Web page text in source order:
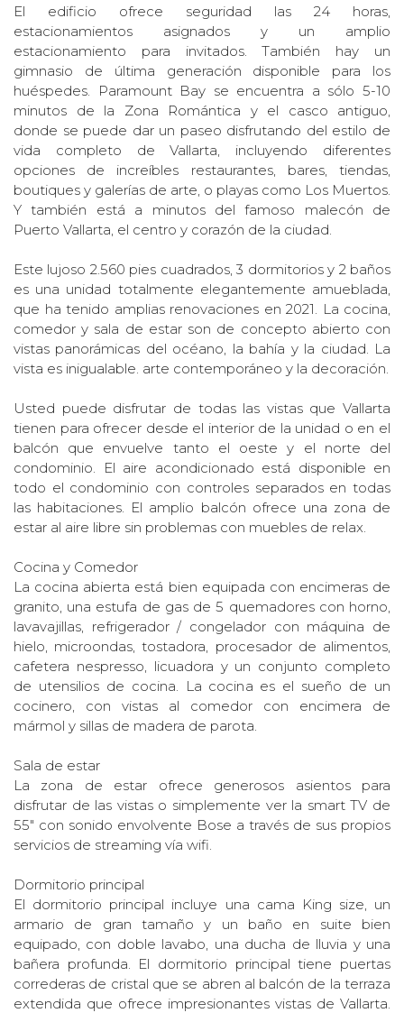
El edificio ofrece seguridad las 24 horas,
estacionamientos asignados y un amplio
estacionamiento para invitados. También hay un
gimnasio de última generación disponible para los
huéspedes. Paramount Bay se encuentra a sólo 5-10
minutos de la Zona Romántica y el casco antiguo,
donde se puede dar un paseo disfrutando del estilo de
vida completo de Vallarta, incluyendo diferentes
opciones de increíbles restaurantes, bares, tiendas,
boutiques y galerías de arte, o playas como Los Muertos.
Y también está a minutos del famoso malecón de
Puerto Vallarta, el centro y corazón de la ciudad.
Este lujoso 2.560 pies cuadrados, 3 dormitorios y 2 baños
es una unidad totalmente elegantemente amueblada,
que ha tenido amplias renovaciones en 2021. La cocina,
comedor y sala de estar son de concepto abierto con
vistas panorámicas del océano, la bahía y la ciudad. La
vista es inigualable. arte contemporáneo y la decoración.
Usted puede disfrutar de todas las vistas que Vallarta
tienen para ofrecer desde el interior de la unidad o en el
balcón que envuelve tanto el oeste y el norte del
condominio. El aire acondicionado está disponible en
todo el condominio con controles separados en todas
las habitaciones. El amplio balcón ofrece una zona de
estar al aire libre sin problemas con muebles de relax.
Cocina y Comedor
La cocina abierta está bien equipada con encimeras de
granito, una estufa de gas de 5 quemadores con horno,
lavavajillas, refrigerador / congelador con máquina de
hielo, microondas, tostadora, procesador de alimentos,
cafetera nespresso, licuadora y un conjunto completo
de utensilios de cocina. La cocina es el sueño de un
cocinero, con vistas al comedor con encimera de
mármol y sillas de madera de parota.
Sala de estar
La zona de estar ofrece generosos asientos para
disfrutar de las vistas o simplemente ver la smart TV de
55" con sonido envolvente Bose a través de sus propios
servicios de streaming vía wifi.
Dormitorio principal
El dormitorio principal incluye una cama King size, un
armario de gran tamaño y un baño en suite bien
equipado, con doble lavabo, una ducha de lluvia y una
bañera profunda. El dormitorio principal tiene puertas
correderas de cristal que se abren al balcón de la terraza
extendida que ofrece impresionantes vistas de Vallarta.